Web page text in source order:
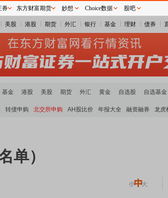
美股 港股 期货 外汇 银行 基金 理财 债券
基金 港股 美股 期货 外汇 黄金 自选股 自选基金
转债申购 北交所申购 AH股比价 年报大全 融资融券 龙虎
单）
券 东方财富期货 妙想 Choice数据 股吧